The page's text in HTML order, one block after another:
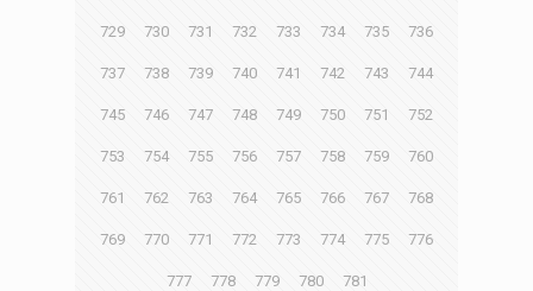
729 730 731 732 733 734 735 736
737 738 739 740 741 742 743 744
745 746 747 748 749 750 751 752
753 754 755 756 757 758 759 760
761 762 763 764 765 766 767 768
769 770 771 772 773 774 775 776
777 778 779 780 781